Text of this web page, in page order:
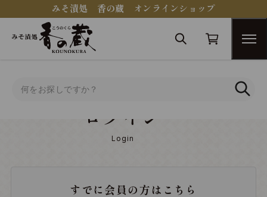
みそ漬処 香の蔵 オンラインショップ
ログイン
Login
すでに会員の方はこちら